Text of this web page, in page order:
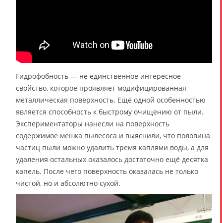
Гидрофобность — не единственное интересное
свойство, которое проявляет модифицированная
металлическая поверхность. Ещё одной особенностью
является способность к быстрому очищению от пыли.
Экспериментаторы нанесли на поверхность
содержимое мешка пылесоса и выяснили, что половина
частиц пыли можно удалить тремя каплями воды, а для
удаления остальных оказалось достаточно ещё десятка
капель. После чего поверхность оказалась не только
чистой, но и абсолютно сухой.